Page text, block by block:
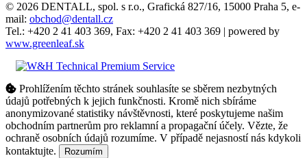
© 2026 DENTALL, spol. s r.o., Grafická 827/16, 15000 Praha 5, e-
mail: obchod@dentall.cz
Tel.: +420 2 41 403 369, Fax: +420 2 41 403 369 | powered by
www.greenleaf.sk
Prohlížením těchto stránek souhlasíte se sběrem nezbytných
údajů potřebných k jejich funkčnosti. Kromě nich sbíráme
anonymizované statistiky návštěvnosti, které poskytujeme našim
obchodním partnerům pro reklamní a propagační účely. Vězte, že
ochraně osobních údajů rozumíme. V případě nejasností nás kdykoli
kontaktujte.
Rozumím